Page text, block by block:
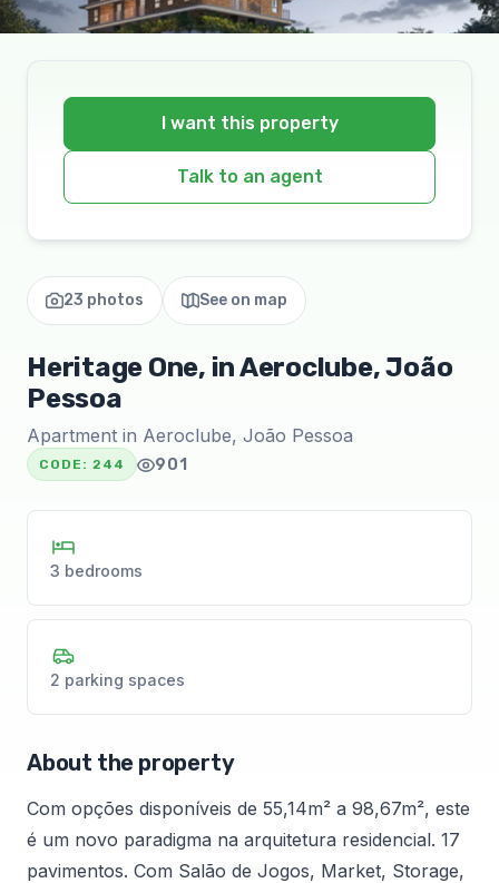
23 photos See on map
Heritage One, in Aeroclube, João
Pessoa
Apartment in Aeroclube, João Pessoa
CODE: 244 901
3 bedrooms
2 parking spaces
About the property
Com opções disponíveis de 55,14m² a 98,67m², este
é um novo paradigma na arquitetura residencial. 17
pavimentos. Com Salão de Jogos, Market, Storage,
I want this property
Talk to an agent